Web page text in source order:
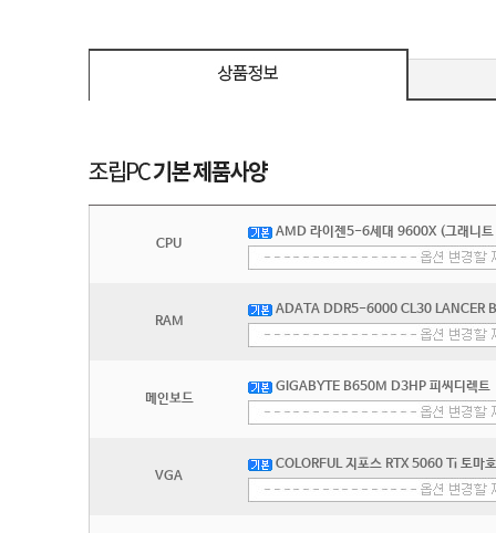
CPU
AMD 라이젠5-6세대 9600X (그래니트
RAM
ADATA DDR5-6000 CL30 LANCER
메인보드
GIGABYTE B650M D3HP 피씨디렉트
VGA
COLORFUL 지포스 RTX 5060 Ti 토마